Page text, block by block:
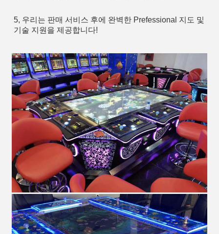
5, 우리는 판매 서비스 후에 완벽한 Prefessional 지도 및
기술 지원을 제공합니다!